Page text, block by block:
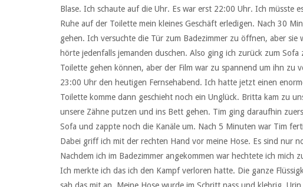
Blase. Ich schaute auf die Uhr. Es war erst 22:00 Uhr. Ich müsste
Ruhe auf der Toilette mein kleines Geschäft erledigen. Nach 30
gehen. Ich versuchte die Tür zum Badezimmer zu öffnen, aber
hörte jedenfalls jemanden duschen. Also ging ich zurück zum
Toilette gehen können, aber der Film war zu spannend um ihn zu
23:00 Uhr den heutigen Fernsehabend. Ich hatte jetzt einen
Toilette komme dann geschieht noch ein Unglück. Britta kam zu
unsere Zähne putzen und ins Bett gehen. Tim ging daraufhin
Sofa und zappte noch die Kanäle um. Nach 5 Minuten war Tim
Dabei griff ich mit der rechten Hand vor meine Hose. Es sind nur
Nachdem ich im Badezimmer angekommen war hechtete ich
Ich merkte ich das ich den Kampf verloren hatte. Die ganze